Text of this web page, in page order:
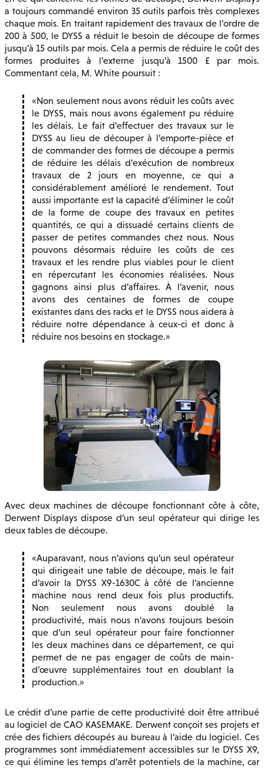
a toujours commandé environ 35 outils parfois très complexes
chaque mois. En traitant rapidement des travaux de l’ordre de
200 à 500, le DYSS a réduit le besoin de découpe de formes
jusqu’à 15 outils par mois. Cela a permis de réduire le coût des
formes produites à l’externe jusqu’à 1500 £ par mois.
Commentant cela, M. White poursuit :
Non seulement nous avons réduit les coûts avec
le DYSS, mais nous avons également pu réduire
les délais. Le fait d’effectuer des travaux sur le
DYSS au lieu de découper à l’emporte-pièce et
de commander des formes de découpe a permis
de réduire les délais d’exécution de nombreux
travaux de 2 jours en moyenne, ce qui a
considérablement amélioré le rendement. Tout
aussi importante est la capacité d’éliminer le coût
de la forme de coupe des travaux en petites
quantités, ce qui a dissuadé certains clients de
passer de petites commandes chez nous. Nous
pouvons désormais réduire les coûts de ces
travaux et les rendre plus viables pour le client
en répercutant les économies réalisées. Nous
gagnons ainsi plus d’affaires. À l’avenir, nous
avons des centaines de formes de coupe
existantes dans des racks et le DYSS nous aidera à
réduire notre dépendance à ceux-ci et donc à
réduire nos besoins en stockage.
Avec deux machines de découpe fonctionnant côte à côte,
Derwent Displays dispose d’un seul opérateur qui dirige les
deux tables de découpe.
Auparavant, nous n’avions qu’un seul opérateur
qui dirigeait une table de découpe, mais le fait
d’avoir la DYSS X9-1630C à côté de l’ancienne
machine nous rend deux fois plus productifs.
Non seulement nous avons doublé la
productivité, mais nous n’avons toujours besoin
que d’un seul opérateur pour faire fonctionner
les deux machines dans ce département, ce qui
permet de ne pas engager de coûts de main-
d’œuvre supplémentaires tout en doublant la
production.
Le crédit d’une partie de cette productivité doit être attribué
au logiciel de CAO KASEMAKE. Derwent conçoit ses projets et
crée des fichiers découpés au bureau à l’aide du logiciel. Ces
programmes sont immédiatement accessibles sur le DYSS X9,
ce qui élimine les temps d’arrêt potentiels de la machine, car